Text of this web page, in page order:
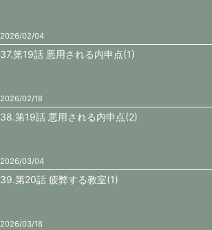
2026/02/04
37.第19話 悪用される内申点(1)
2026/02/18
38.第19話 悪用される内申点(2)
2026/03/04
39.第20話 疲弊する教室(1)
2026/03/18